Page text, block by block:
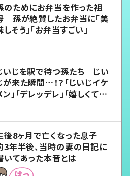
のためにお弁当を作った祖
孫が絶賛したお弁当に「美
しそう」「お弁当すごい」
いじを駅で待つ孫たち じい
が来た瞬間…！？「じいじイケ
ン」「デレッデレ」「嬉しくて可
後8ヶ月で亡くなった息子
3年半後、当時の妻の日記に
いてあった本音とは